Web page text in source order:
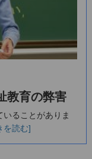
教育の弊害
ることがありま
を読む]